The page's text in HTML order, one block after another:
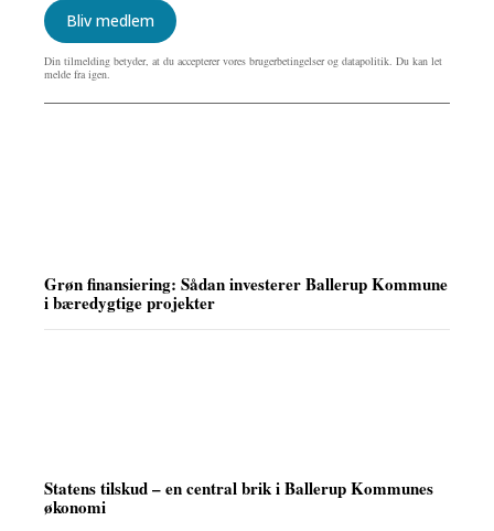
Grøn finansiering: Sådan investerer Ballerup Kommune
i bæredygtige projekter
Statens tilskud – en central brik i Ballerup Kommunes
økonomi
Bliv medlem
Din tilmelding betyder, at du accepterer vores brugerbetingelser og datapolitik. Du kan let
melde fra igen.